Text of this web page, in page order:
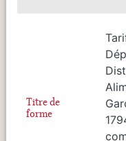
Titre de
forme